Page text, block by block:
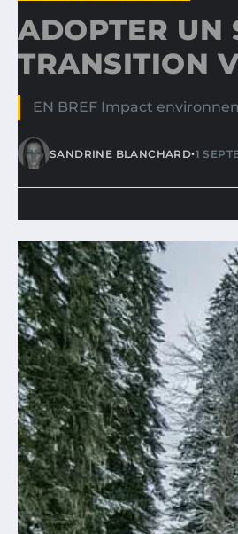
ADOPTER UN
TRANSITION
EN BREF Impact
SANDRINE BLANCHARD•1